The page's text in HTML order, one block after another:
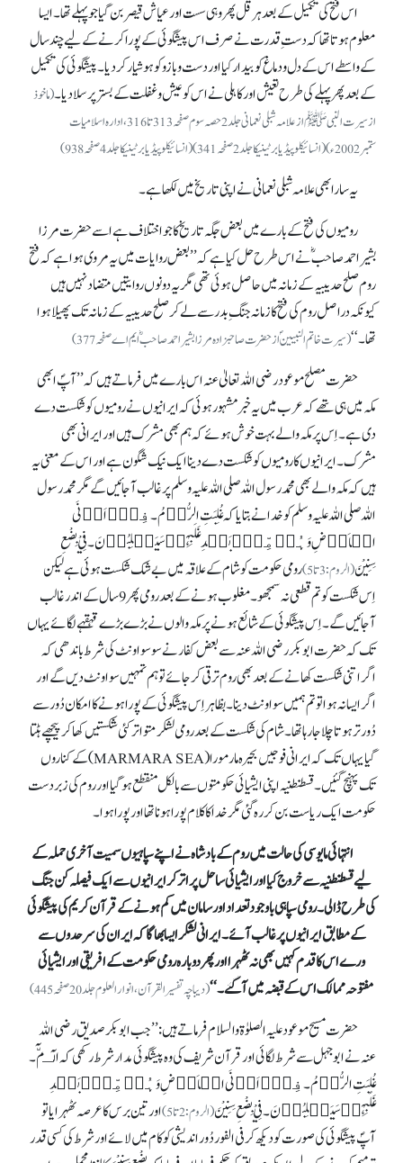
اس فتح کی تکمیل کے بعد ہرقل پھر وہی سست اور عیاش قیصر بن گیا جو پہلے تھا۔ ایسا
معلوم ہوتا تھا کہ دستِ قدرت نے صرف اس پیشگوئی کے پورا کرنے کے لیے چند سال
کے واسطے اس کے دل و دماغ کو بیدار کیا اور دست و بازو کو ہوشیار کر دیا۔ پیشگوئی کی تکمیل
کے بعد پھر پہلے کی طرح تعیش اور کاہلی نے اس کو عیش و غفلت کے بستر پر سلا دیا۔(ماخوذ
از سیرت النبی ﷺ از علامہ شبلی نعمانی جلد2حصہ سوم صفحہ 313تا 316،ادارہ اسلامیات
ستمبر2002ء)(انسائیکلو پیڈیا برٹینیکا جلد2صفحہ341)(انسائیکلو پیڈیا برٹینیکا جلد4صفحہ938)
یہ سارا بھی علامہ شبلی نعمانی نے اپنی تاریخ میں لکھا ہے۔
رومیوں کی فتح کے بارے میں بعض جگہ تاریخ کا جو اختلاف ہے اسے حضرت مرزا
بشیر احمد صاحبؓ نے اس طرح حل کیا ہے کہ ’’بعض روایات میں یہ مروی ہوا ہے کہ فتح
روم صلح حدیبیہ کے زمانہ میں حاصل ہوئی تھی مگر یہ دونوں روایتیں متضاد نہیں ہیں
کیونکہ دراصل روم کی فتح کازمانہ جنگِ بدر سے لے کر صلح حدیبیہ کے زمانہ تک پھیلا ہوا
تھا۔‘‘(سیرت خاتم النبیینؐ از حضرت صاحبزادہ مرزا بشیر احمد صاحبؓ ایم اے صفحہ 377)
حضرت مصلح موعود رضی اللہ تعالیٰ عنہ اس بارے میں فرماتے ہیں کہ ’’آپؐ ابھی
مکہ میں ہی تھے کہ عرب میں یہ خبر مشہور ہوئی کہ ایرانیوں نے رومیوں کو شکست دے
دی ہے۔ اِس پر مکہ والے بہت خوش ہوئے کہ ہم بھی مشرک ہیں اور ایرانی بھی
مشرک۔ ایرانیوں کا رومیوں کو شکست دے دینا ایک نیک شگون ہے اور اس کے معنی یہ
ہیں کہ مکہ والے بھی محمد رسول اللہ صلی اللہ علیہ وسلم پر غالب آجائیں گے مگر محمد رسول
اللہ صلی اللہ علیہ وسلم کو خدا نے بتایا کہ غُلِبَتِ الرُّوۡمُ۔ فِیۡۤ اَدۡنَی
الۡاَرۡضِ وَہُمۡ مِّنۡۢ بَعۡدِ غَلَبِہِمۡ سَیَغۡلِبُوۡنَ۔ فِيْ بِضْعِ
سِنِيْنَ(الروم:3تا 5)
رومی حکومت کو شام کے علاقہ میں بے شک شکست ہوئی ہے لیکن
اِس شکست کو تم قطعی نہ سمجھو۔ مغلوب ہونے کے بعد رومی پھر 9 سال کے اندر غالب
آجائیں گے۔ اِس پیشگوئی کے شائع ہونے پر مکہ والوں نے بڑے بڑے قہقہے لگائے یہاں
تک کہ حضرت ابوبکر رضی اللہ عنہ سے بعض کفار نے سو سو اونٹ کی شرط باندھی کہ
اگر اتنی شکست کھانے کے بعد بھی روم ترقی کر جائے تو ہم تمہیں سو اونٹ دیں گے اور
اگر ایسا نہ ہوا تو تم ہمیں سو اونٹ دینا۔ بظاہر اِس پیشگوئی کے پورا ہونے کا امکان دُور سے
دُور تر ہوتا چلا جا رہا تھا۔ شام کی شکست کے بعد رومی لشکر متواتر کئی شکستیں کھاکر پیچھے ہٹتا
گیا یہاں تک کہ ایرانی فوجیں بحیرہ مار مورا (MARMARA SEA) کے کناروں
تک پہنچ گئیں۔ قسطنطنیہ اپنی ایشیائی حکومتوں سے بالکل منقطع ہو گیا اور روم کی زبردست
حکومت ایک ریاست بن کر رہ گئی مگر خد اکا کلام پورا ہونا تھا اور پورا ہوا۔
انتہائی مایوسی کی حالت میں روم کے بادشاہ نے اپنے سپاہیوں سمیت آخری حملہ کے
لیے قسطنطنیہ سے خروج کیا اور ایشیائی ساحل پر اتر کر ایرانیوں سے ایک فیصلہ کن جنگ
کی طرح ڈالی۔ رومی سپاہی باوجود تعداد اور سامان میں کم ہونے کے قرآن کریم کی پیشگوئی
کے مطابق ایرانیوں پرغالب آئے۔ ایرانی لشکر ایسا بھاگا کہ ایران کی سرحدوں سے
ورے اس کا قدم کہیں بھی نہ ٹھہرا اور پھر دوبارہ رومی حکومت کے افریقی اور ایشیائی
مفتوحہ ممالک اس کے قبضہ میں آگئے۔‘‘(دیباچہ تفسیر القرآن، انوار العلوم جلد20 صفحہ445)
حضرت مسیح موعود علیہ الصلوٰة والسلام فرماتے ہیں: ’’جب ابو بکر صدیق رضی اللہ
عنہ نے ابو جہل سے شرط لگائی اور قرآن شریف کی وہ پیشگوئی مدار شرط رکھی کہ الٓـمّٓ۔
غُلِبَتِ الرُّوۡمُ۔ فِیۡۤ اَدۡنَی الۡاَرۡضِ وَہُمۡ مِّنۡۢ بَعۡدِ
غَلَبِہِمۡ سَیَغۡلِبُوۡنَ۔ فِيْ بِضْعِ سِنِيْنَ(الروم:2تا 5)
اور تین برس کا عرصہ ٹھہرایا تو
آپؐ پیشگوئی کی صور ت کو دیکھ کر فی الفور دُور اندیشی کو کام میں لائے اور شرط کی کسی قدر